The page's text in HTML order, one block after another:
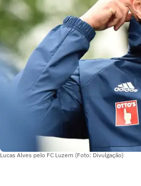
Lucas Alves pelo FC Luzern (Foto: Divulgação)